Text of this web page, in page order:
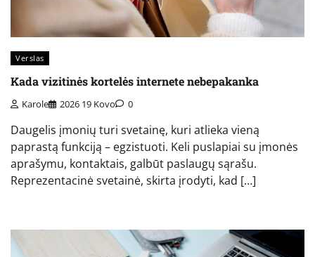
Verslas
Kada vizitinės kortelės internete nebepakanka
Karole 2026 19 Kovo 0
Daugelis įmonių turi svetainę, kuri atlieka vieną
paprastą funkciją – egzistuoti. Keli puslapiai su įmonės
aprašymu, kontaktais, galbūt paslaugų sąrašu.
Reprezentacinė svetainė, skirta įrodyti, kad […]